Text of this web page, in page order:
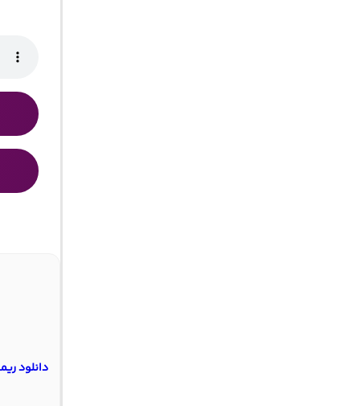
دانلود